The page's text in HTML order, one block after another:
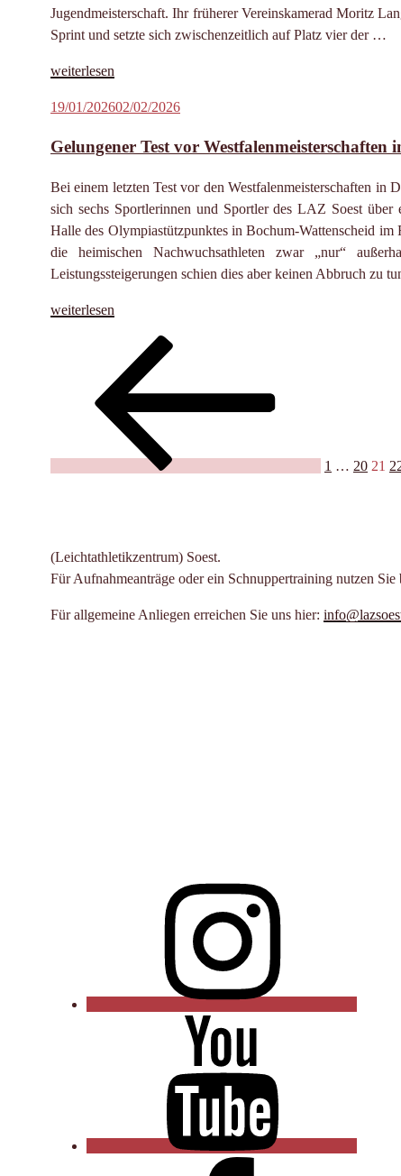
Jugendmeisterschaft. Ihr früherer Vereinskamerad Moritz
Sprint und setzte sich zwischenzeitlich auf Platz vier der …
„Moritz
löst
Ticket
weiterlesen
Veröffentlicht
19/01/202602/02/2026
Gelungener Test vor Westfalenmeisterschaften
Bei einem letzten Test vor den Westfalenmeisterschaften in
sich sechs Sportlerinnen und Sportler des LAZ Soest
Halle des Olympiastützpunktes in Bochum-Wattenscheid im
die heimischen Nachwuchsathleten zwar „nur“
Leistungssteigerungen schien dies aber keinen Abbruch zu
„Gelungener
Westfalenmeisterschaften
Wattenscheid“
weiterlesen
Seitennummerierung
Beiträge
1 … 20 21
(Leichtathletikzentrum) Soest.
Für Aufnahmeanträge oder ein Schnuppertraining nutzen
Für allgemeine Anliegen erreichen Sie uns hier: